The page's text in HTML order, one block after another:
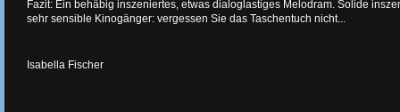
Fazit: Ein behäbig inszeniertes, etwas dialoglastiges Melodram. Solide
sehr sensible Kinogänger: vergessen Sie das Taschentuch nicht...
Isabella Fischer